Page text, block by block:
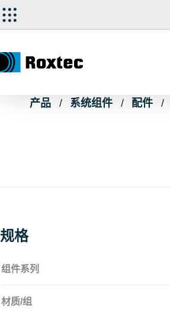
产品 系统组件 配件
规格
组件系列
材质/组